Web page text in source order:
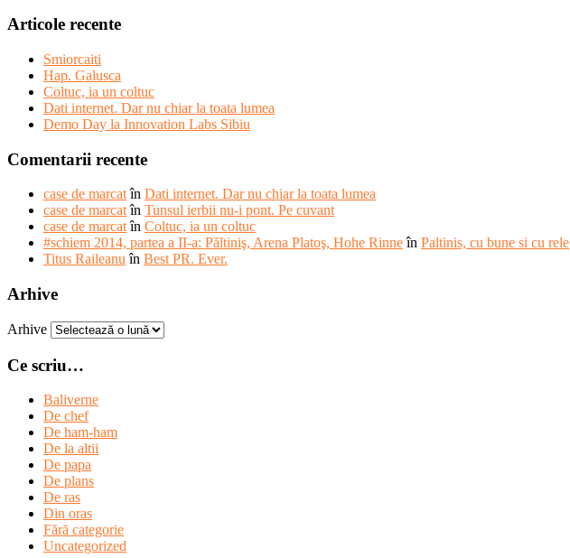
Articole recente
Smiorcaiti
Hap. Galusca
Coltuc, ia un coltuc
Dati internet. Dar nu chiar la toata lumea
Demo Day la Innovation Labs Sibiu
Comentarii recente
case de marcatîn Dati internet. Dar nu chiar la toata lumea
case de marcatîn Tunsul ierbii nu-i pont. Pe cuvant
case de marcatîn Coltuc, ia un coltuc
#schiem 2014, partea a II-a: Păltiniş, Arena Platoş, Hohe Rinneîn Paltinis, cu bune si cu rele
Titus Raileanuîn Best PR. Ever.
Arhive
Arhive
Ce scriu…
Baliverne
De chef
De ham-ham
De la altii
De papa
De plans
De ras
Din oras
Fără categorie
Uncategorized